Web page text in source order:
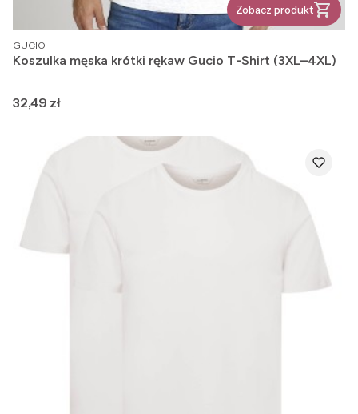
Zobacz produkt
PRODUCENT
GUCIO
Koszulka męska krótki rękaw Gucio T-Shirt (3XL–4XL)
Cena
32,49 zł